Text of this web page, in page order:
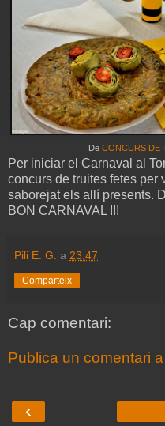
De CONCURS DE
Per iniciar el Carnaval al
concurs de truites fetes per
saborejat els allí presents.
BON CARNAVAL !!!
Pili E. G. a 23:47
Comparteix
Cap comentari:
Publica un comentari
‹